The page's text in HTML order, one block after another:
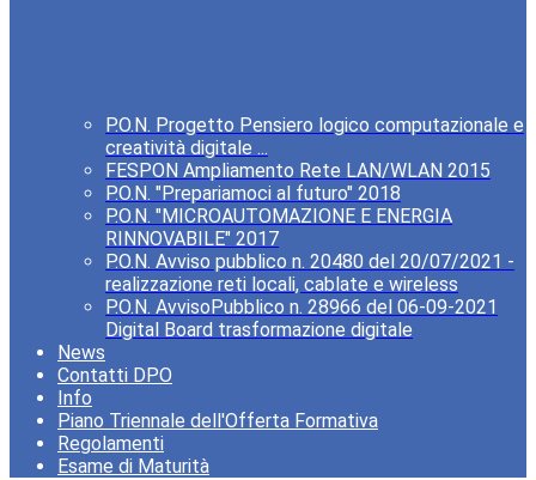
P.O.N. Progetto Pensiero logico computazionale e
creatività digitale ...
FESPON Ampliamento Rete LAN/WLAN 2015
P.O.N. "Prepariamoci al futuro" 2018
P.O.N. "MICROAUTOMAZIONE E ENERGIA
RINNOVABILE" 2017
P.O.N. Avviso pubblico n. 20480 del 20/07/2021 -
realizzazione reti locali, cablate e wireless
P.O.N. AvvisoPubblico n. 28966 del 06-09-2021
Digital Board trasformazione digitale
News
Contatti DPO
Info
Piano Triennale dell'Offerta Formativa
Regolamenti
Esame di Maturità